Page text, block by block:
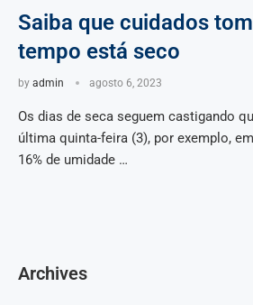
Saiba que cuidados
tempo está seco
by admin agosto 6, 2023
Os dias de seca seguem castigando
última quinta-feira (3), por exemplo,
16% de umidade …
Archives